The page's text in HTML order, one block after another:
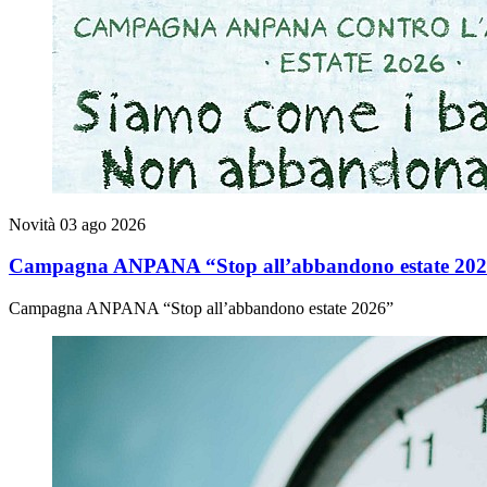
Novità 03 ago 2026
Campagna ANPANA “Stop all’abbandono estate
Campagna ANPANA “Stop all’abbandono estate 2026”